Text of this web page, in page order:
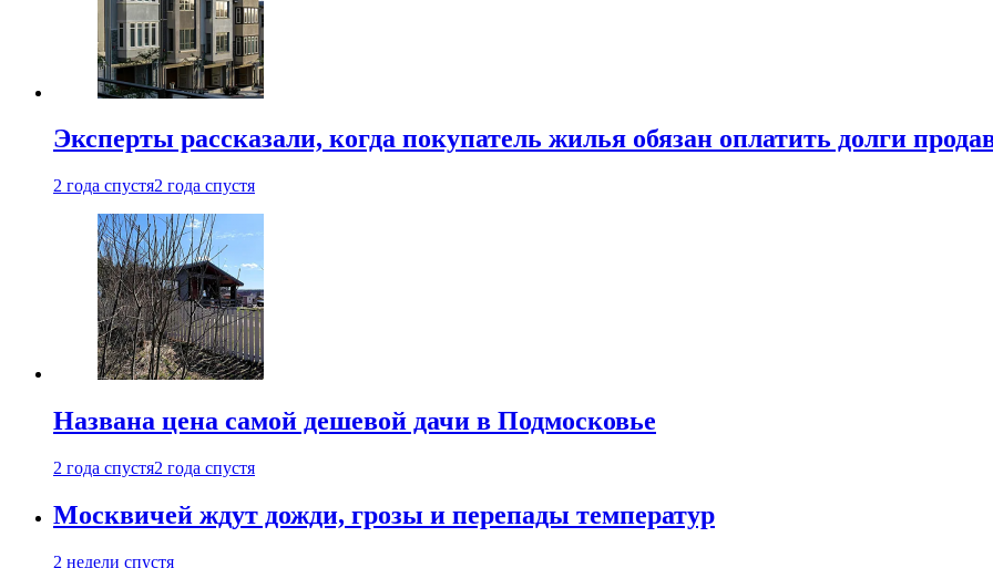
Эксперты рассказали, когда покупатель жилья обязан оплатить долги
2 года спустя2 года спустя
Названа цена самой дешевой дачи в Подмосковье
2 года спустя2 года спустя
Москвичей ждут дожди, грозы и перепады температур
2 недели спустя